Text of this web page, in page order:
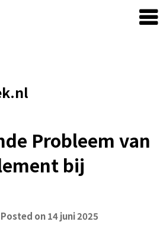
Probleem van
bij
Posted on14 juni 2025